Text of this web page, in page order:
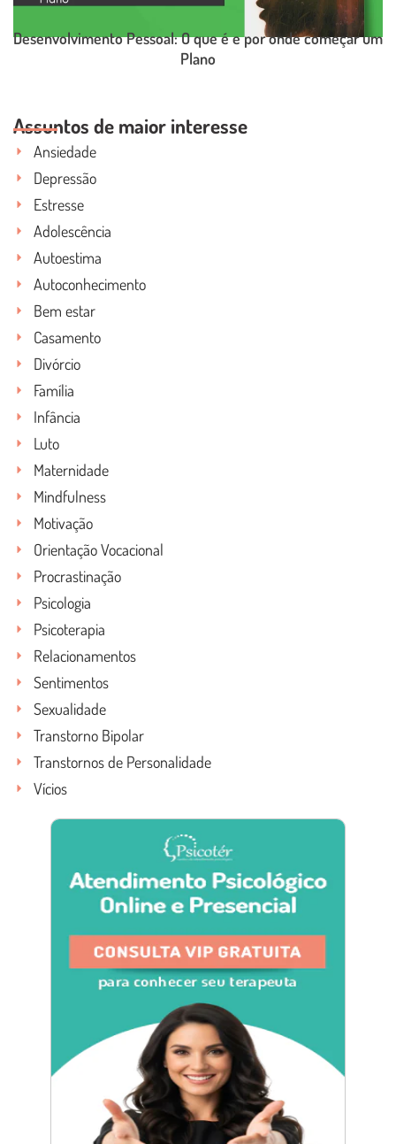
Desenvolvimento Pessoal: O que é e por onde começar um
Plano
Assuntos de maior interesse
Ansiedade
Depressão
Estresse
Adolescência
Autoestima
Autoconhecimento
Bem estar
Casamento
Divórcio
Família
Infância
Luto
Maternidade
Mindfulness
Motivação
Orientação Vocacional
Procrastinação
Psicologia
Psicoterapia
Relacionamentos
Sentimentos
Sexualidade
Transtorno Bipolar
Transtornos de Personalidade
Vícios